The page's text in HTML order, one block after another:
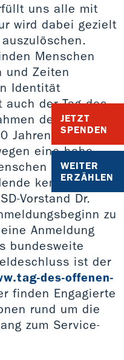
JETZT
SPENDEN
WEITER
ERZÄHLEN
uns alle mit
wird dabei gezielt
Menschen
und Zeiten
Identität
der Tag des
der European
Jahren. Ich
eine hohe
auch in
kennen und
Vorstand Dr.
zu
Anmeldung
bundesweite
ist der
des-offenen-
finden Engagierte
rund um die
zum Service-